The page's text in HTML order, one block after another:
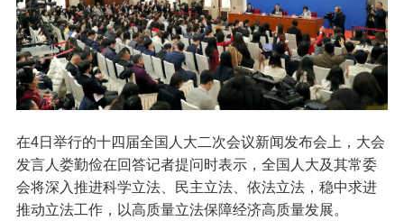
在4日举行的十四届全国人大二次会议新闻发布会上，大会
发言人娄勤俭在回答记者提问时表示，全国人大及其常委
会将深入推进科学立法、民主立法、依法立法，稳中求进
推动立法工作，以高质量立法保障经济高质量发展。